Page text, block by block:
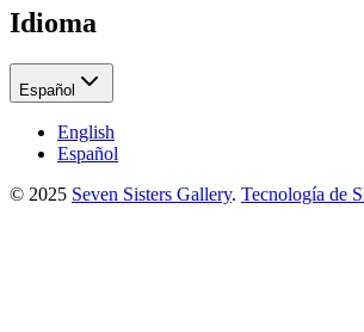
Idioma
Español
English
Español
© 2025 Seven Sisters Gallery. Tecnología de